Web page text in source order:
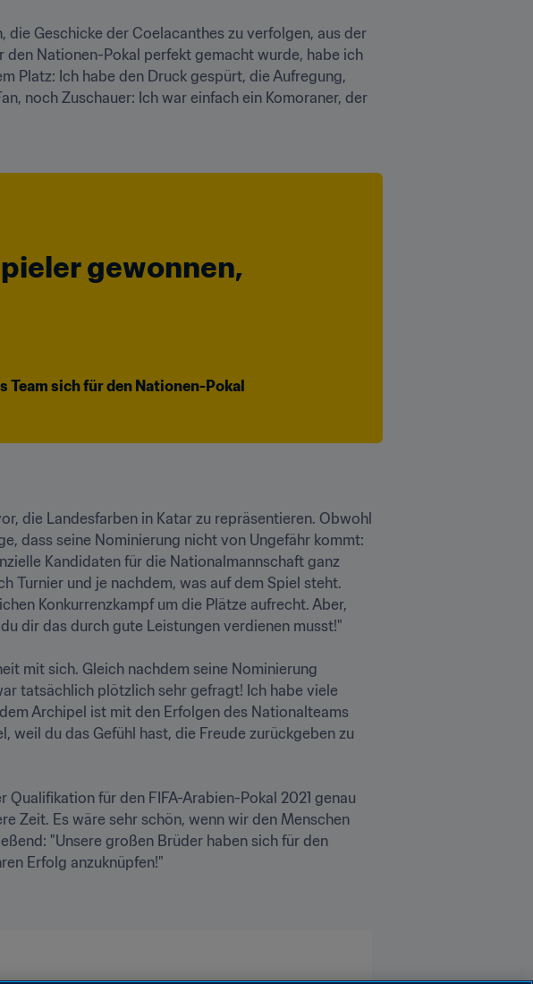
Geschicke der Coelacanthes zu verfolgen, aus der
den Nationen-Pokal perfekt gemacht wurde, habe ich
Platz: Ich habe den Druck gespürt, die Aufregung,
noch Zuschauer: Ich war einfach ein Komoraner, der
gewonnen,
Team sich für den Nationen-Pokal
die Landesfarben in Katar zu repräsentieren. Obwohl
dass seine Nominierung nicht von Ungefähr kommt:
Kandidaten für die Nationalmannschaft ganz
Turnier und je nachdem, was auf dem Spiel steht.
Konkurrenzkampf um die Plätze aufrecht. Aber,
dir das durch gute Leistungen verdienen musst!"
mit sich. Gleich nachdem seine Nominierung
tatsächlich plötzlich sehr gefragt! Ich habe viele
Archipel ist mit den Erfolgen des Nationalteams
du das Gefühl hast, die Freude zurückgeben zu
für den FIFA-Arabien-Pokal 2021 genau
Zeit. Es wäre sehr schön, wenn wir den Menschen
"Unsere großen Brüder haben sich für den
Erfolg anzuknüpfen!"